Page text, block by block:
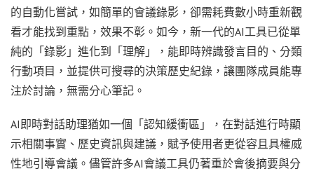
的自動化嘗試，如簡單的會議錄影，卻需耗費數小時重新觀
看才能找到重點，效果不彰。如今，新一代的AI工具已從單
純的「錄影」進化到「理解」，能即時辨識發言目的、分類
行動項目，並提供可搜尋的決策歷史紀錄，讓團隊成員能專
注於討論，無需分心筆記。
AI即時對話助理猶如一個「認知緩衝區」，在對話進行時顯
示相關事實、歷史資訊與建議，賦予使用者更從容且具權威
性地引導會議。儘管許多AI會議工具仍著重於會後摘要與分